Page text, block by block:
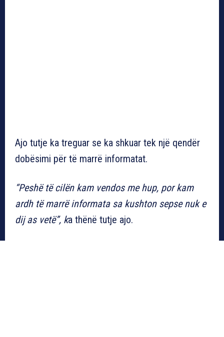
Ajo tutje ka treguar se ka shkuar tek një qendër
dobësimi për të marrë informatat.
“Peshë të cilën kam vendos me hup, por kam
ardh të marrë informata sa kushton sepse nuk e
dij as vetë”, ka thënë tutje ajo.